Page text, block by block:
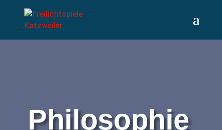
Philosophie